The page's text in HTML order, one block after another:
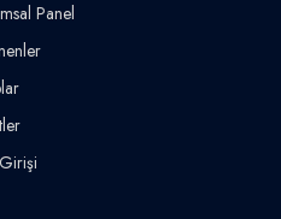
Panel